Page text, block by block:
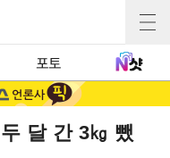
포토
달 간 3㎏ 뺐